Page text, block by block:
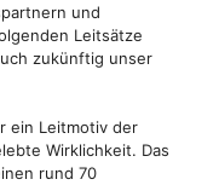
und
Leitsätze
zukünftig unser
ein Leitmotiv der
Wirklichkeit. Das
rund 70